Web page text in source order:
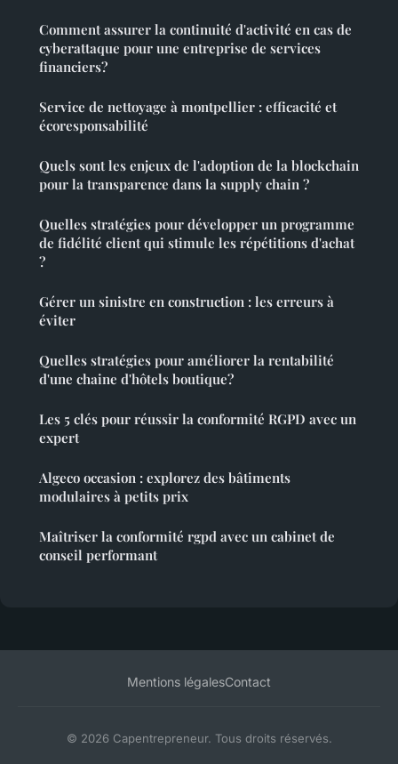
Comment assurer la continuité d'activité en cas de
cyberattaque pour une entreprise de services
financiers?
Service de nettoyage à montpellier : efficacité et
écoresponsabilité
Quels sont les enjeux de l'adoption de la blockchain
pour la transparence dans la supply chain ?
Quelles stratégies pour développer un programme
de fidélité client qui stimule les répétitions d'achat
?
Gérer un sinistre en construction : les erreurs à
éviter
Quelles stratégies pour améliorer la rentabilité
d'une chaine d'hôtels boutique?
Les 5 clés pour réussir la conformité RGPD avec un
expert
Algeco occasion : explorez des bâtiments
modulaires à petits prix
Maîtriser la conformité rgpd avec un cabinet de
conseil performant
Mentions légalesContact
© 2026 Capentrepreneur. Tous droits réservés.